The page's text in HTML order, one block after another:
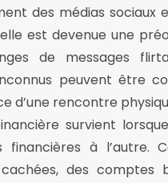
des médias
est devenue une
de messages
peuvent être
d’une rencontre
survient
à l’autre.
des comptes